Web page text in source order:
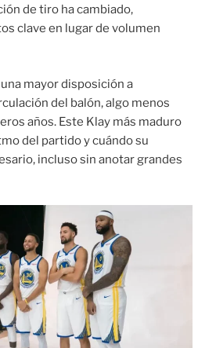
de tiro ha cambiado,
clave en lugar de volumen
mayor disposición a
del balón, algo menos
años. Este Klay más maduro
del partido y cuándo su
incluso sin anotar grandes